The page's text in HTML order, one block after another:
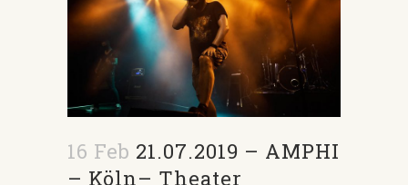
16 Feb 21.07.2019 – AMPHI
– Köln– Theater